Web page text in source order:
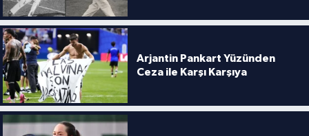
Arjantin Pankart Yüzünden
Ceza ile Karşı Karşıya